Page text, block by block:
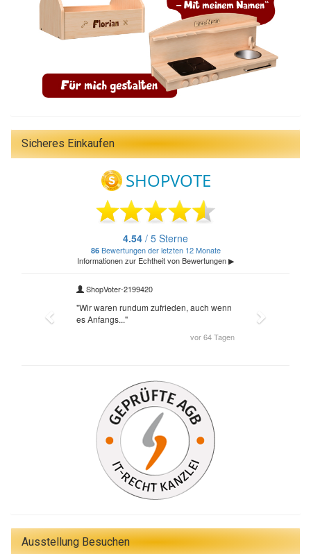
Sicheres Einkaufen
Ausstellung Besuchen